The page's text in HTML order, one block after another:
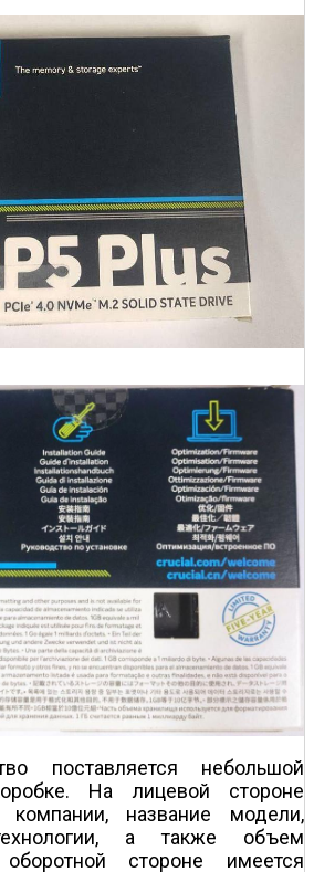
поставляется небольшой
На лицевой стороне
компании, название модели,
а также объем
стороне имеется